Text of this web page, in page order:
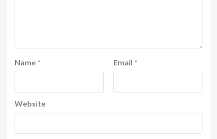
Name * Email *
Website